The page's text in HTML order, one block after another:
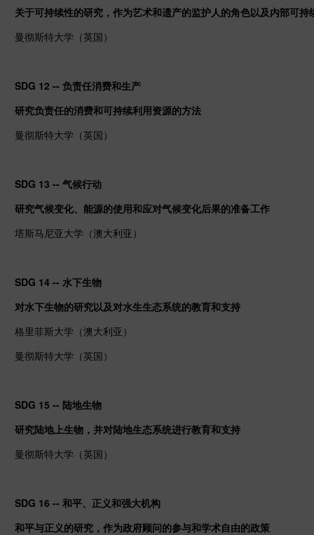
关于可持续性的研究，作为艺术和遗产的监护人的角色以及内部可持
曼彻斯特大学（英国）
SDG 12 -- 负责任消费和生产
研究负责任的消费和可持续利用资源的方法
曼彻斯特大学（英国）
SDG 13 -- 气候行动
研究气候变化、能源的使用和应对气候变化后果的准备工作
塔斯马尼亚大学（澳大利亚）
SDG 14 -- 水下生物
对水下生物的研究以及对水生生态系统的教育和支持
格里菲斯大学（澳大利亚）
曼彻斯特大学（英国）
SDG 15 -- 陆地生物
研究陆地上生物，并对陆地生态系统进行教育和支持
曼彻斯特大学（英国）
SDG 16 -- 和平、正义和强大机构
和平与正义的研究，作为政府顾问的参与和学术自由的政策